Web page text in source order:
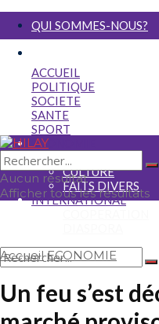
QUI SOMMES-NOUS?
ACCUEIL
POLITIQUE
SOCIETE
SANTE
SPORT
ECONOMIE
MEDIA
CULTURE
FAITS DIVERS
INTERNATIONAL
Afficher tous les résultats
Aucun résultat
Afficher tous les résultats
Accueil ECONOMIE
Un feu s’est